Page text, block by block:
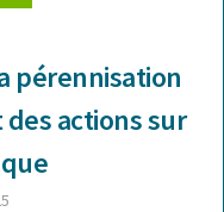
pérennisation
des actions sur